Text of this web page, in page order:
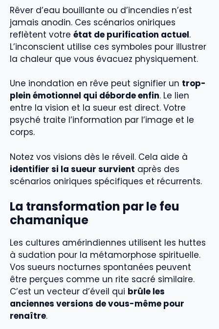
Rêver d’eau bouillante ou d’incendies n’est
jamais anodin. Ces scénarios oniriques
reflètent votre état de purification actuel.
L’inconscient utilise ces symboles pour illustrer
la chaleur que vous évacuez physiquement.
Une inondation en rêve peut signifier un trop-
plein émotionnel qui déborde enfin. Le lien
entre la vision et la sueur est direct. Votre
psyché traite l’information par l’image et le
corps.
Notez vos visions dès le réveil. Cela aide à
identifier si la sueur survient après des
scénarios oniriques spécifiques et récurrents.
La transformation par le feu
chamanique
Les cultures amérindiennes utilisent les huttes
à sudation pour la métamorphose spirituelle.
Vos sueurs nocturnes spontanées peuvent
être perçues comme un rite sacré similaire.
C’est un vecteur d’éveil qui brûle les
anciennes versions de vous-même pour
renaître.